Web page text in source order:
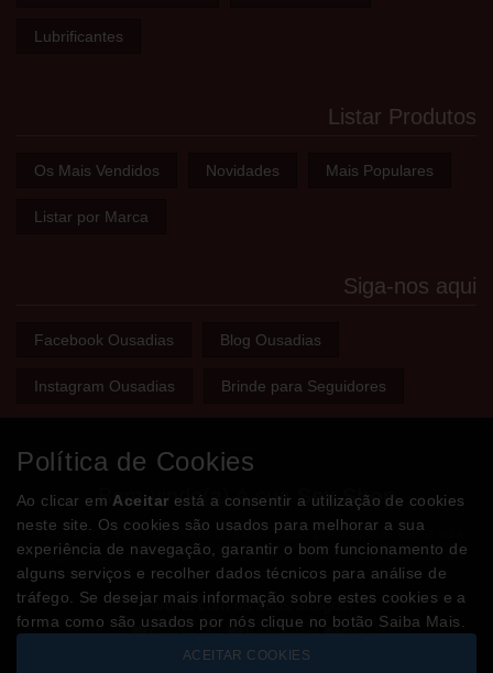
Lubrificantes
Listar Produtos
Os Mais Vendidos Novidades Mais Populares
Listar por Marca
Siga-nos aqui
Facebook Ousadias Blog Ousadias
Instagram Ousadias Brinde para Seguidores
Bem-vindo(a) à sua Sex Shop
A loja onde encontra tudo o que precisa para apimentar a sua
relação e tornar o sexo mais divertido, interessante e excitante!
Partilhe com os seus amigos!
Política de Cookies
Ao clicar em Aceitar está a consentir a utilização de cookies
neste site. Os cookies são usados para melhorar a sua
experiência de navegação, garantir o bom funcionamento de
alguns serviços e recolher dados técnicos para análise de
tráfego. Se desejar mais informação sobre estes cookies e a
forma como são usados por nós clique no botão Saiba Mais.
ACEITAR COOKIES